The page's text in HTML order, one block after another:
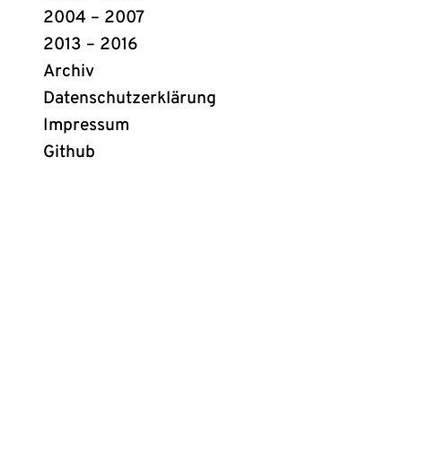
2004 – 2007
2013 – 2016
Archiv
Datenschutzerklärung
Impressum
Github